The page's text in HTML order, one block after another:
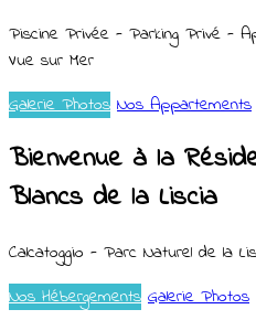
Piscine Privée - Parking Privé -
Vue sur Mer
Galerie Photos Nos Appartements
Bienvenue à la
Blancs de la Liscia
Calcatoggio - Parc Naturel de la
Nos Hébergements Galerie Photos